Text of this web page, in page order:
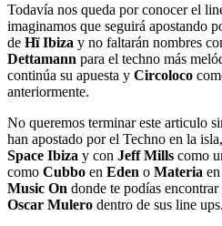
Todavía nos queda por conocer el
imaginamos que seguirá apostando
de Hï Ibiza y no faltarán nombres
Dettamann para el techno más
continúa su apuesta y Circoloco
anteriormente.
No queremos terminar este articulo
han apostado por el Techno en la isla,
Space Ibiza y con Jeff Mills como
como Cubbo en Eden o Materia en
Music On donde te podías encontrar
Oscar Mulero dentro de sus line ups.